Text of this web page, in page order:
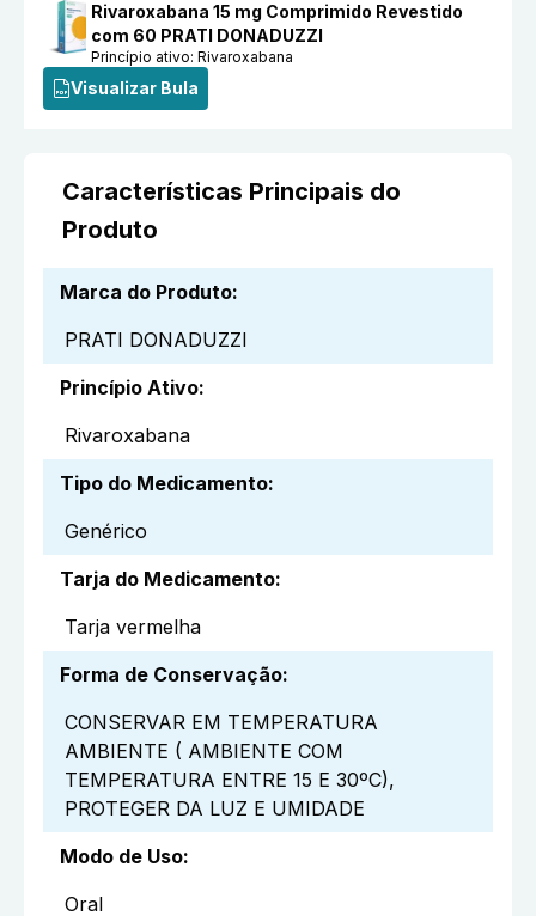
Rivaroxabana 15 mg Comprimido Revestido
com 60 PRATI DONADUZZI
Princípio ativo:Rivaroxabana
Visualizar Bula
Características Principais do
Produto
Marca do Produto:
PRATI DONADUZZI
Princípio Ativo:
Rivaroxabana
Tipo do Medicamento:
Genérico
Tarja do Medicamento:
Tarja vermelha
Forma de Conservação:
CONSERVAR EM TEMPERATURA
AMBIENTE ( AMBIENTE COM
TEMPERATURA ENTRE 15 E 30ºC),
PROTEGER DA LUZ E UMIDADE
Modo de Uso:
Oral